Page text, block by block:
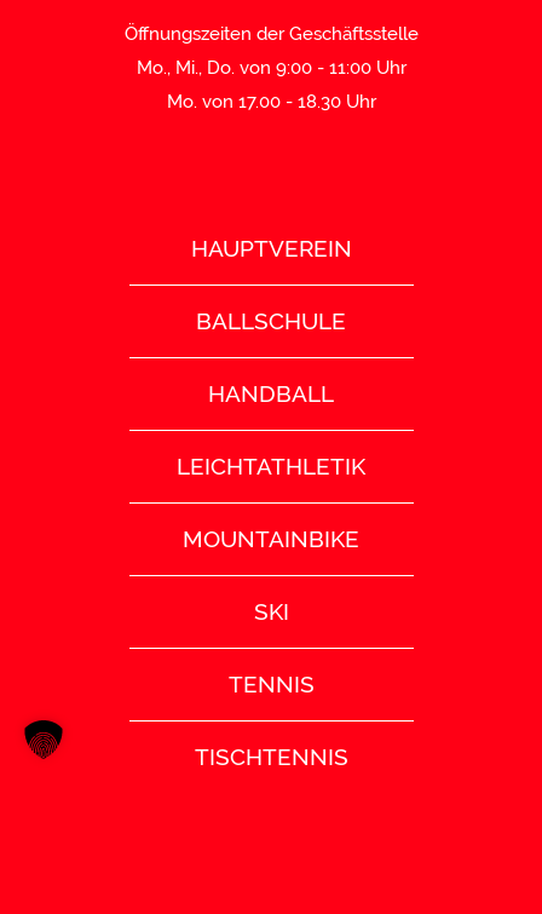
Öffnungszeiten der Geschäftsstelle
Mo., Mi., Do. von 9:00 - 11:00 Uhr
Mo. von 17.00 - 18.30 Uhr
HAUPTVEREIN
BALLSCHULE
HANDBALL
LEICHTATHLETIK
MOUNTAINBIKE
SKI
TENNIS
TISCHTENNIS